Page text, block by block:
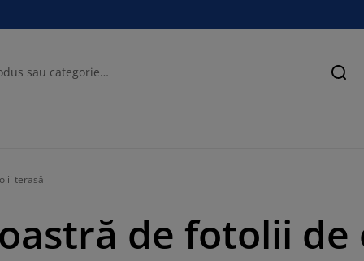
terasă
de fotolii